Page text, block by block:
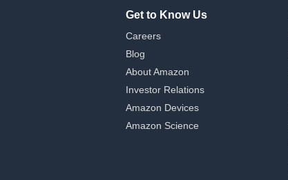
Get to Know Us
Careers
Blog
About Amazon
Investor Relations
Amazon Devices
Amazon Science